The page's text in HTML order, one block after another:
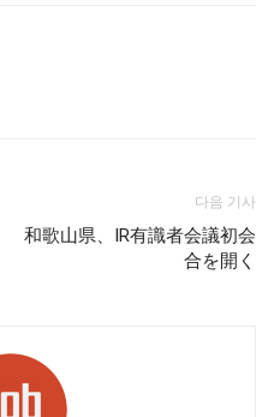
다음 기사
和歌山県、IR有識者会議初会
合を開く